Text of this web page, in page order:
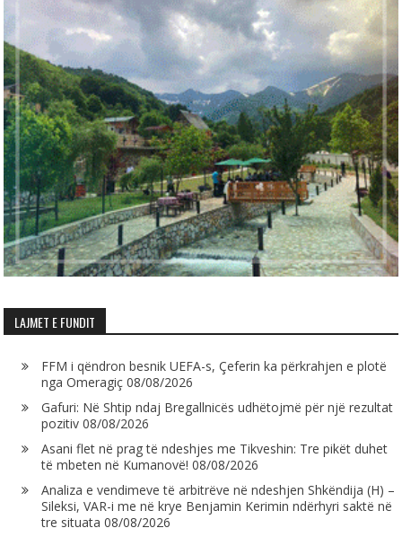
LAJMET E FUNDIT
FFM i qëndron besnik UEFA-s, Çeferin ka përkrahjen e plotë
nga Omeragiç 08/08/2026
Gafuri: Në Shtip ndaj Bregallnicës udhëtojmë për një rezultat
pozitiv 08/08/2026
Asani flet në prag të ndeshjes me Tikveshin: Tre pikët duhet
të mbeten në Kumanovë! 08/08/2026
Analiza e vendimeve të arbitrëve në ndeshjen Shkëndija (H) –
Sileksi, VAR-i me në krye Benjamin Kerimin ndërhyri saktë në
tre situata 08/08/2026